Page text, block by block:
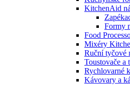
KitchenAid
Formy
Food
Mixéry
Ruční tyčové
Toustovače
Rychlovarné
Kávovary a